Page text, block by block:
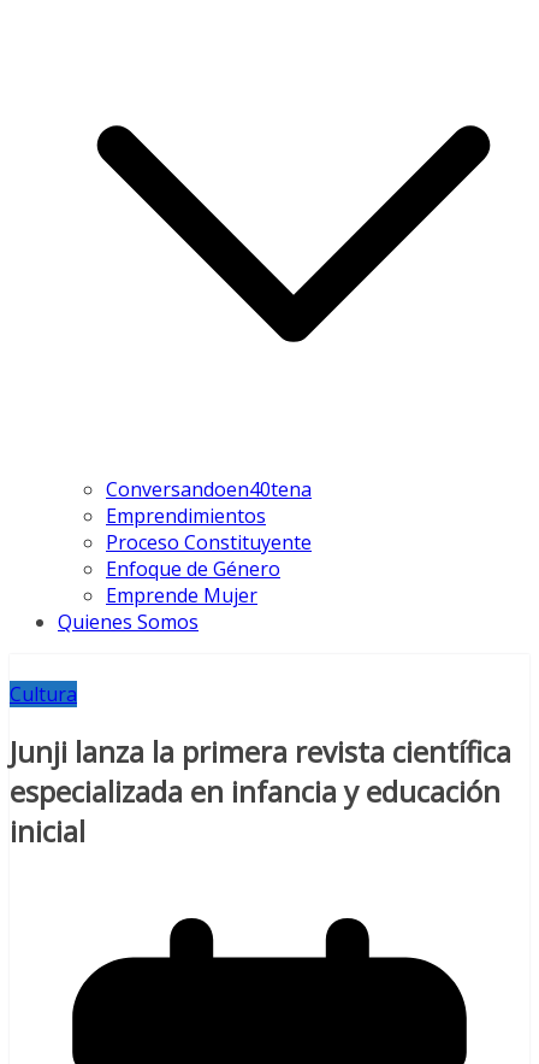
Conversandoen40tena
Emprendimientos
Proceso Constituyente
Enfoque de Género
Emprende Mujer
Quienes Somos
Cultura
Junji lanza la primera revista científica
especializada en infancia y educación
inicial